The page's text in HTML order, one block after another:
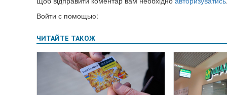
Войти с помощью: